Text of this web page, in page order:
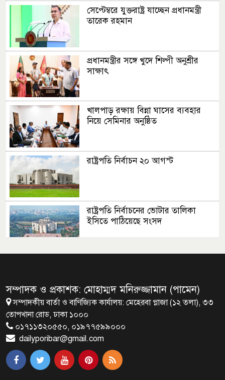
সেপ্টেম্বরে যুক্তরাষ্ট্র যাচ্ছেন প্রধানমন্ত্রী
তারেক রহমান
প্রধানমন্ত্রীর সঙ্গে খুদে শিল্পী অনুশ্রীর
সাক্ষাৎ
খালপাড় রক্ষায় বিন্না ঘাসের ব্যবহার
নিয়ে সেমিনার অনুষ্ঠিত
রাষ্ট্রপতি নির্বাচন ২০ আগস্ট
রাষ্ট্রপতি নির্বাচনের ভোটার তালিকা
ইসিতে পাঠিয়েছে সংসদ
ব্রাক্ষণবাড়িয়ায় বইপড়া কর্মসূচীর
শুভসূচনা
মালয়েশিয়ায় মারামারি করে তিন
বাংলাদেশি নিহত
সম্পাদক ও প্রকাশক: মোহাম্মদ মনিরুজ্জামান (পামেন)
সম্পাদকীয় বার্তা ও বাণিজ্যিক কার্যালয়: মেহেরবা প্লাজা (১২ তলা), ৩৩
তোপখানা রোড, ঢাকা ১০০০
০১৭১১৩২০৫৫০, ০১৯৭৭৫৯৯০০০
dailyporibar@gmail.com